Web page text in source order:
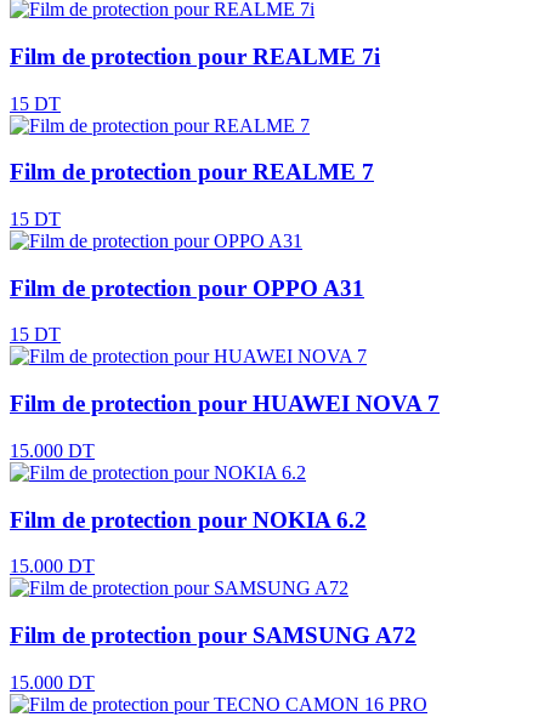
Film de protection pour REALME 7i
15 DT
Film de protection pour REALME 7
15 DT
Film de protection pour OPPO A31
15 DT
Film de protection pour HUAWEI NOVA 7
15.000 DT
Film de protection pour NOKIA 6.2
15.000 DT
Film de protection pour SAMSUNG A72
15.000 DT